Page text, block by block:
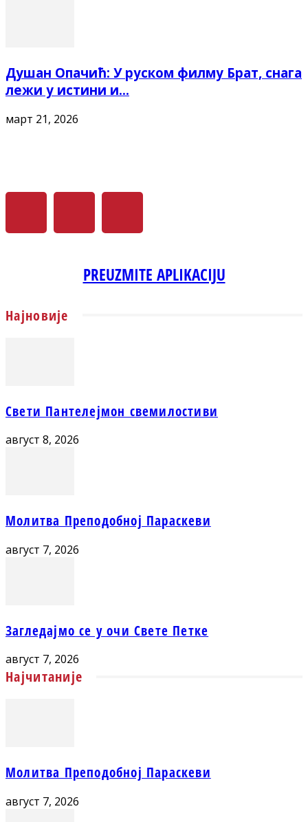
Душан Опачић: У руском филму Брат, снага
лежи у истини и...
март 21, 2026
PREUZMITE APLIKACIJU
Најновије
Свети Пантелејмон свемилостиви
август 8, 2026
Молитва Преподобној Параскеви
август 7, 2026
Загледајмо се у очи Свете Петке
август 7, 2026
Најчитаније
Молитва Преподобној Параскеви
август 7, 2026